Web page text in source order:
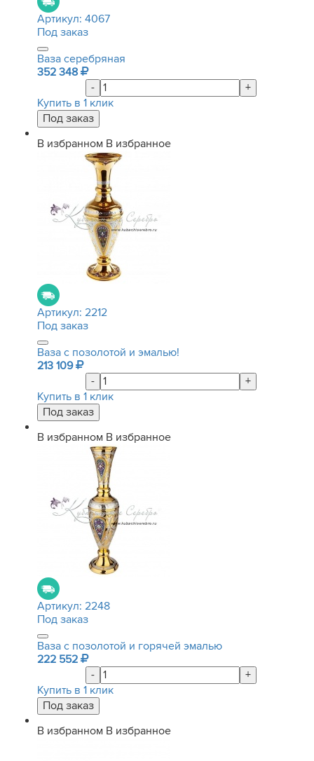
Артикул: 4067
Под заказ
Ваза серебряная
352 348
-
+
Купить в 1 клик
В избранном В избранное
Артикул: 2212
Под заказ
Ваза с позолотой и эмалью!
213 109
-
+
Купить в 1 клик
В избранном В избранное
Артикул: 2248
Под заказ
Ваза с позолотой и горячей эмалью
222 552
-
+
Купить в 1 клик
В избранном В избранное